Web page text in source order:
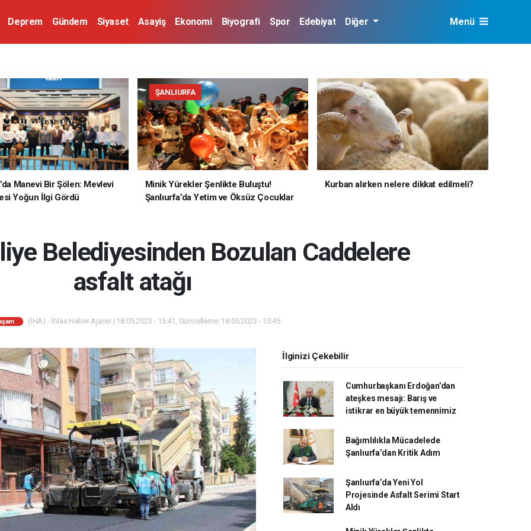
Deprem Gündem Siyaset Asayiş Ekonomi Biyografi Spor Edebiyat Diğer Menü
Manevi Bir Şölen: Mevlevi
Yoğun İlgi Gördü
ŞANLIURFA
Minik Yürekler Şenlikte Buluştu!
Şanlıurfa’da Yetim ve Öksüz Çocuklar
Kurban alırken nelere dikkat edilmeli?
Belediyesinden Bozulan Caddelere
asfalt atağı
(İHA) - İhlas Haber Ajansı | 18.05.2023 - 15:41, Güncelleme: 18.05.2023 - 15:45
İlginizi Çekebilir
Cumhurbaşkanı Erdoğan’dan
ateşkes mesajı: Barış ve
istikrar en büyük temennimiz
Bağımlılıkla Mücadelede
Şanlıurfa’dan Kritik Adım
Şanlıurfa’da Yeni Yol
Projesinde Asfalt Serimi Start
Aldı